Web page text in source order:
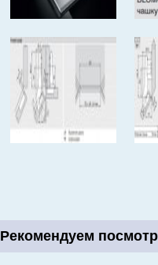
Рекомендуем